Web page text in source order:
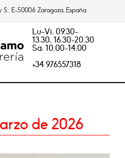
5. E-50006 Zaragoza, España
Lu-Vi: 09.30-
13.30, 16.30-20.30
Sa: 10.00-14.00
+34 976557318
de 2026